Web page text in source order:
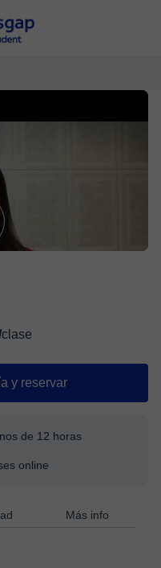
clase
y reservar
de 12 horas
online
Más info